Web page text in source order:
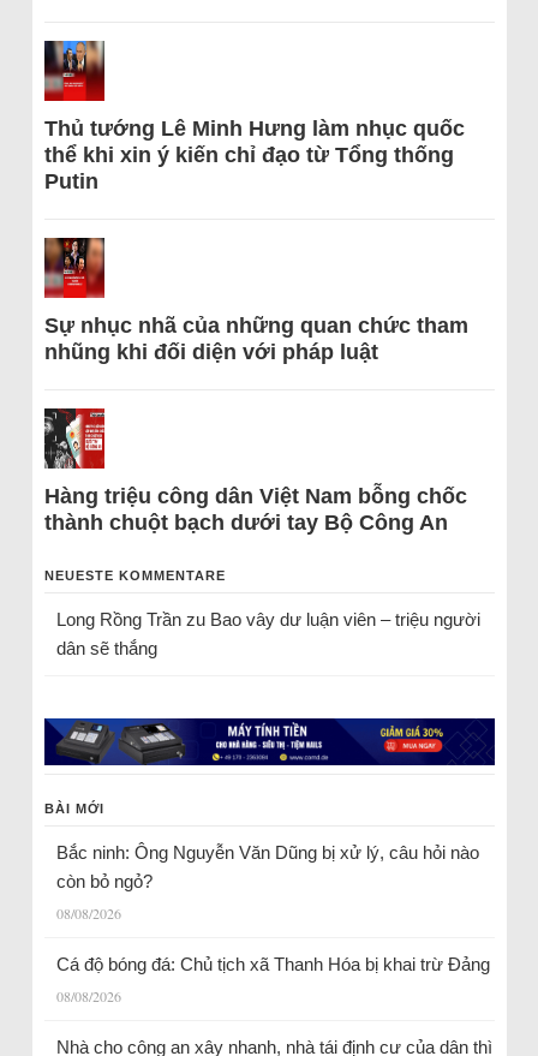
Thủ tướng Lê Minh Hưng làm nhục quốc
thể khi xin ý kiến chỉ đạo từ Tổng thống
Putin
Sự nhục nhã của những quan chức tham
nhũng khi đối diện với pháp luật
Hàng triệu công dân Việt Nam bỗng chốc
thành chuột bạch dưới tay Bộ Công An
NEUESTE KOMMENTARE
Long Rồng Trầnzu Bao vây dư luận viên – triệu người
dân sẽ thắng
BÀI MỚI
Bắc ninh: Ông Nguyễn Văn Dũng bị xử lý, câu hỏi nào
còn bỏ ngỏ?
08/08/2026
Cá độ bóng đá: Chủ tịch xã Thanh Hóa bị khai trừ Đảng
08/08/2026
Nhà cho công an xây nhanh, nhà tái định cư của dân thì